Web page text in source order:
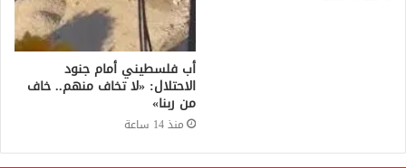
أب فلسطيني أمام جنود
الاحتلال: «لا تخاف منهم.. خاف
من ربنا»
منذ 14 ساعة